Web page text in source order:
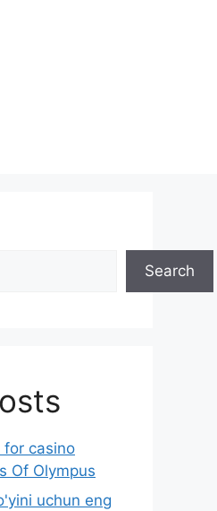
Search
for casino
Of Olympus
uchun eng